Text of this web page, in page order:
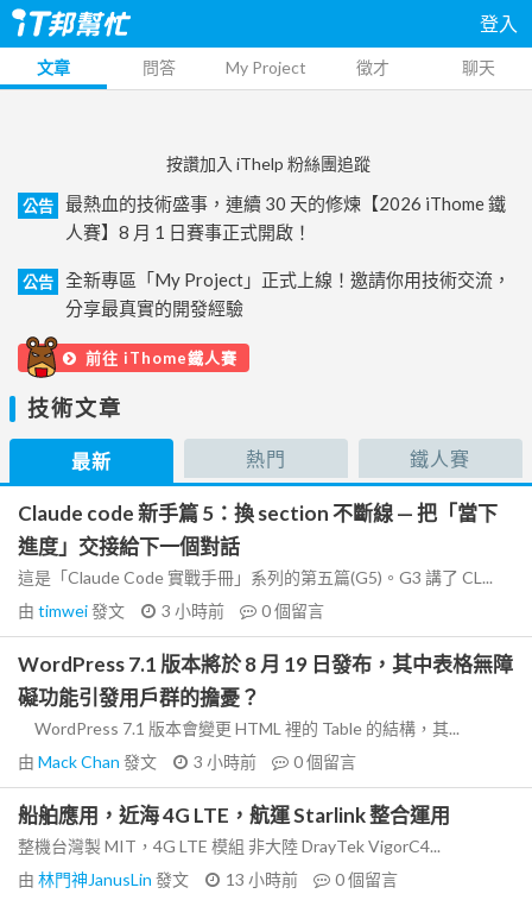
登入
文章 問答 My Project 徵才 聊天
按讚加入 iThelp 粉絲團追蹤
公告
最熱血的技術盛事，連續 30 天的修煉【2026 iThome 鐵
人賽】8 月 1 日賽事正式開啟！
公告
全新專區「My Project」正式上線！邀請你用技術交流，
分享最真實的開發經驗
前往 iThome鐵人賽
技術文章
最新 熱門 鐵人賽
Claude code 新手篇 5：換 section 不斷線 — 把「當下
進度」交接給下一個對話
這是「Claude Code 實戰手冊」系列的第五篇(G5)。G3 講了 CL...
由 timwei發文 3 小時前 0個留言
WordPress 7.1 版本將於 8 月 19 日發布，其中表格無障
礙功能引發用戶群的擔憂？
WordPress 7.1 版本會變更 HTML 裡的 Table 的結構，其...
由 Mack Chan 發文 3 小時前 0個留言
船舶應用，近海 4G LTE，航運 Starlink 整合運用
整機台灣製 MIT，4G LTE 模組 非大陸 DrayTek VigorC4...
由 林門神JanusLin 發文 13 小時前 0個留言